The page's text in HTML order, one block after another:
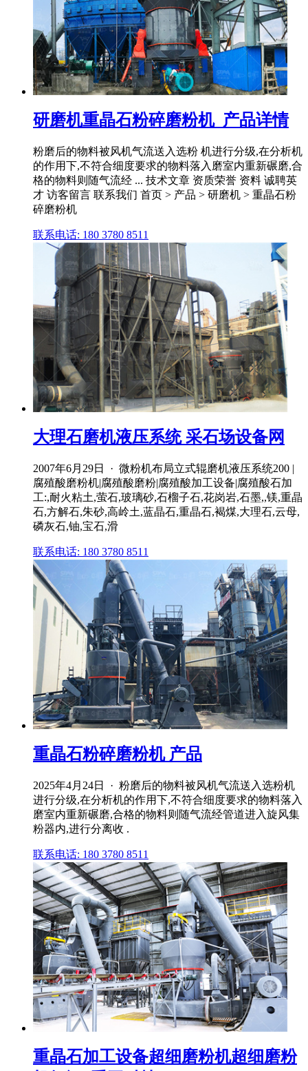
研磨机重晶石粉碎磨粉机_产品详情
粉磨后的物料被风机气流送入选粉 机进行分级,在分析机
的作用下,不符合细度要求的物料落入磨室内重新碾磨,合
格的物料则随气流经 ... 技术文章 资质荣誉 资料 诚聘英
才 访客留言 联系我们 首页 > 产品 > 研磨机 > 重晶石粉
碎磨粉机
联系电话: 180 3780 8511
大理石磨机液压系统 采石场设备网
2007年6月29日 · 微粉机布局立式辊磨机液压系统200 |
腐殖酸磨粉机|腐殖酸磨粉|腐殖酸加工设备|腐殖酸石加
工:,耐火粘土,萤石,玻璃砂,石榴子石,花岗岩,石墨,,镁,重晶
石,方解石,朱砂,高岭土,蓝晶石,重晶石,褐煤,大理石,云母,
磷灰石,铀,宝石,滑
联系电话: 180 3780 8511
重晶石粉碎磨粉机 产品
2025年4月24日 · 粉磨后的物料被风机气流送入选粉机
进行分级,在分析机的作用下,不符合细度要求的物料落入
磨室内重新碾磨,合格的物料则随气流经管道进入旋风集
粉器内,进行分离收 .
联系电话: 180 3780 8511
重晶石加工设备超细磨粉机超细磨粉